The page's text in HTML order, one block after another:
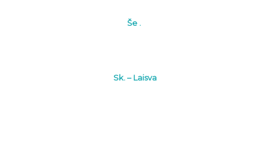
Še .
Sk. – Laisva